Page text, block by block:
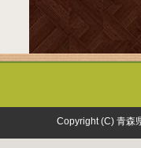
Copyright (C) 青森